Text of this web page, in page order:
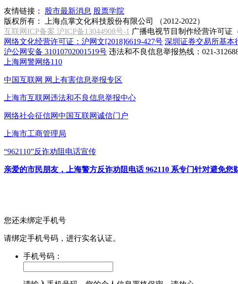
友情链接： 股市最新消息 股票学院
版权所有：
上海点掌文化科技股份有限公司 （2012-2022）
互联网ICP备案 沪ICP备13044908号-1 广播电视节目制作经营许可证
网络文化经营许可证：沪网文[2018]6619-427号 深圳证券交易所基本
沪公网安备 31010702001519号 违法和不良信息举报热线：021-
上海网警网络110
中国互联网 网上有害信息举报专区
上海市互联网违法和不良信息举报中心
网络社会征信网中国互联网诚信门户
上海市工商管理局
“962110”反诈劝阻电话宣传
亲爱的市民朋友，上海警方反诈劝阻电话 962110 系专门针对避免您
您还未绑定手机号
请绑定手机号码，进行实名认证。
手机号码：